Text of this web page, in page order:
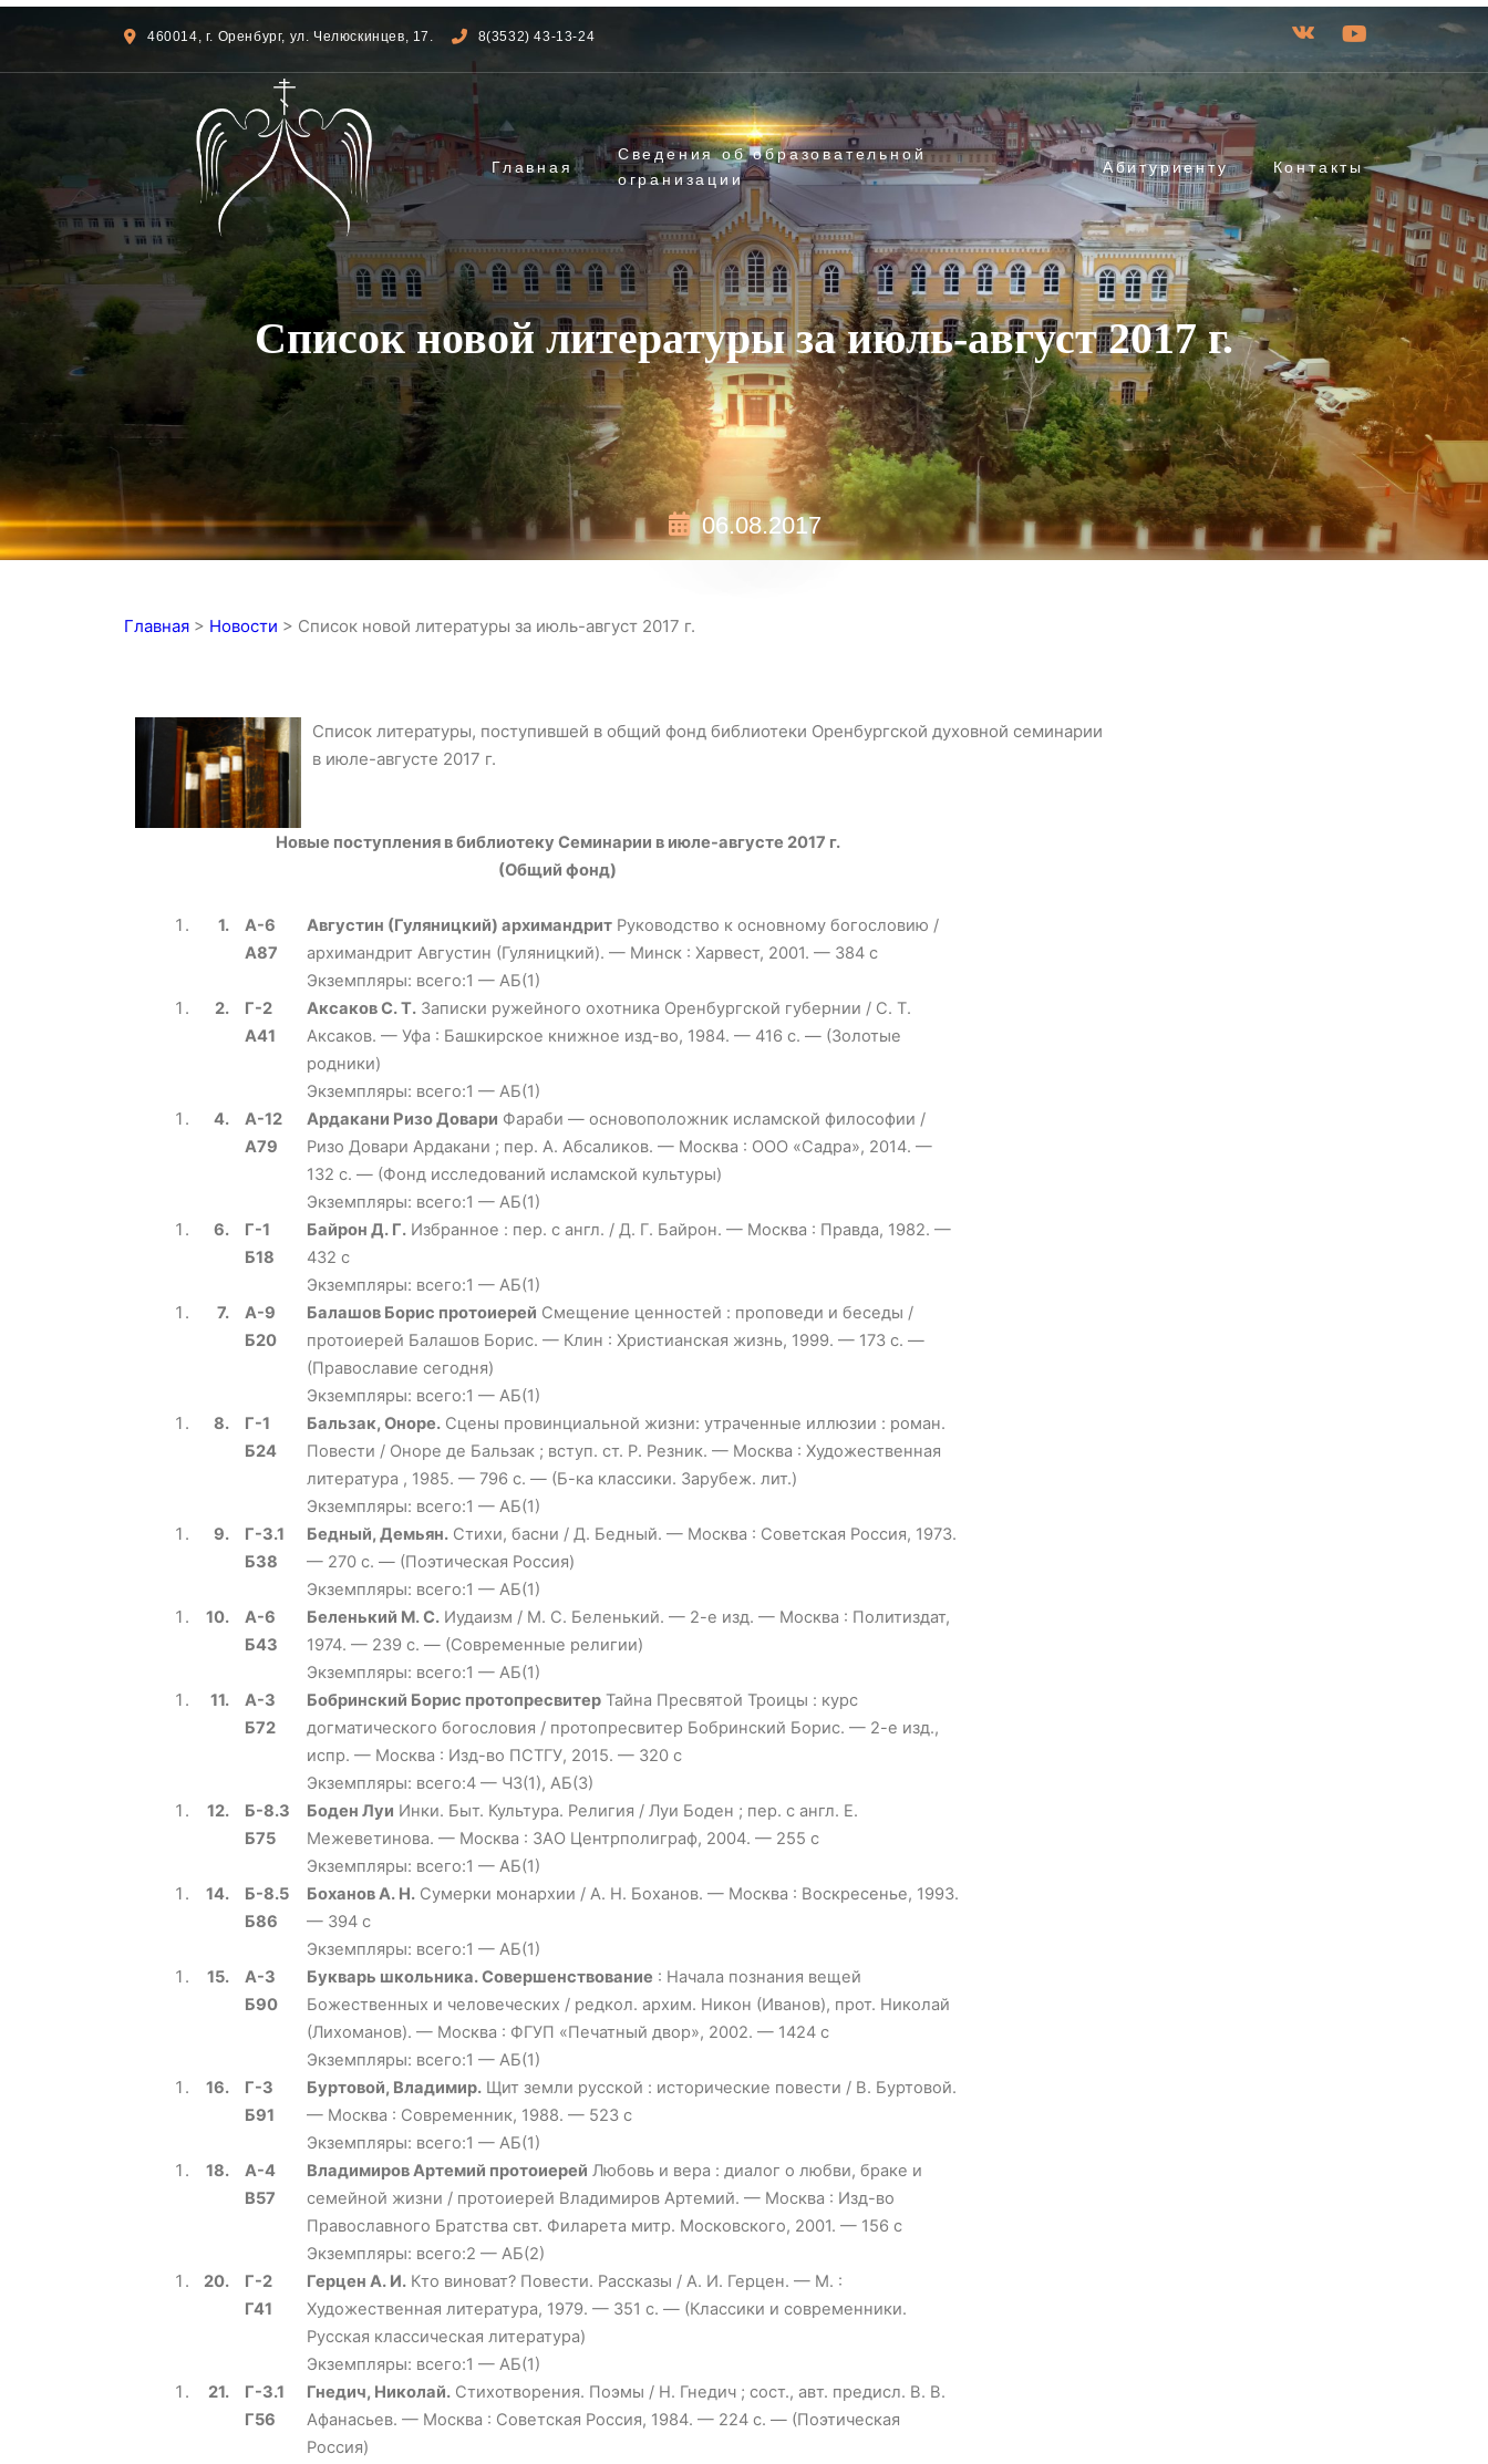
460014, г. Оренбург, ул. Челюскинцев, 17. 8(3532) 43-13-24
Главная
Сведения об образовательной
огранизации
Абитуриенту Контакты
Список новой литературы за июль-август 2017 г.
06.08.2017
Главная > Новости > Список новой литературы за июль-август 2017 г.
Список литературы, поступившей в общий фонд библиотеки Оренбургской духовной семинарии
в июле-августе 2017 г.
Новые поступления в библиотеку Семинарии в июле-августе 2017 г.
(Общий фонд)
1.
А-6
А87
Августин (Гуляницкий) архимандрит Руководство к основному богословию /
архимандрит Августин (Гуляницкий). — Минск : Харвест, 2001. — 384 с
Экземпляры: всего:1 — АБ(1)
2.
Г-2
А41
Аксаков С. Т. Записки ружейного охотника Оренбургской губернии / С. Т.
Аксаков. — Уфа : Башкирское книжное изд-во, 1984. — 416 с. — (Золотые
родники)
Экземпляры: всего:1 — АБ(1)
4.
А-12
А79
Ардакани Ризо Довари Фараби — основоположник исламской философии /
Ризо Довари Ардакани ; пер. А. Абсаликов. — Москва : ООО «Садра», 2014. —
132 с. — (Фонд исследований исламской культуры)
Экземпляры: всего:1 — АБ(1)
6.
Г-1
Б18
Байрон Д. Г. Избранное : пер. с англ. / Д. Г. Байрон. — Москва : Правда, 1982. —
432 с
Экземпляры: всего:1 — АБ(1)
7.
А-9
Б20
Балашов Борис протоиерей Смещение ценностей : проповеди и беседы /
протоиерей Балашов Борис. — Клин : Христианская жизнь, 1999. — 173 с. —
(Православие сегодня)
Экземпляры: всего:1 — АБ(1)
8.
Г-1
Б24
Бальзак, Оноре. Сцены провинциальной жизни: утраченные иллюзии : роман.
Повести / Оноре де Бальзак ; вступ. ст. Р. Резник. — Москва : Художественная
литература , 1985. — 796 с. — (Б-ка классики. Зарубеж. лит.)
Экземпляры: всего:1 — АБ(1)
9.
Г-3.1
Б38
Бедный, Демьян. Стихи, басни / Д. Бедный. — Москва : Советская Россия, 1973.
— 270 с. — (Поэтическая Россия)
Экземпляры: всего:1 — АБ(1)
10.
А-6
Б43
Беленький М. С. Иудаизм / М. С. Беленький. — 2-е изд. — Москва : Политиздат,
1974. — 239 с. — (Современные религии)
Экземпляры: всего:1 — АБ(1)
11.
А-3
Б72
Бобринский Борис протопресвитер Тайна Пресвятой Троицы : курс
догматического богословия / протопресвитер Бобринский Борис. — 2-е изд.,
испр. — Москва : Изд-во ПСТГУ, 2015. — 320 с
Экземпляры: всего:4 — ЧЗ(1), АБ(3)
12.
Б-8.3
Б75
Боден Луи Инки. Быт. Культура. Религия / Луи Боден ; пер. с англ. Е.
Межеветинова. — Москва : ЗАО Центрполиграф, 2004. — 255 с
Экземпляры: всего:1 — АБ(1)
14.
Б-8.5
Б86
Боханов А. Н. Сумерки монархии / А. Н. Боханов. — Москва : Воскресенье, 1993.
— 394 с
Экземпляры: всего:1 — АБ(1)
15.
А-3
Б90
Букварь школьника. Совершенствование : Начала познания вещей
Божественных и человеческих / редкол. архим. Никон (Иванов), прот. Николай
(Лихоманов). — Москва : ФГУП «Печатный двор», 2002. — 1424 с
Экземпляры: всего:1 — АБ(1)
16.
Г-3
Б91
Буртовой, Владимир. Щит земли русской : исторические повести / В. Буртовой.
— Москва : Современник, 1988. — 523 с
Экземпляры: всего:1 — АБ(1)
18.
А-4
В57
Владимиров Артемий протоиерей Любовь и вера : диалог о любви, браке и
семейной жизни / протоиерей Владимиров Артемий. — Москва : Изд-во
Православного Братства свт. Филарета митр. Московского, 2001. — 156 с
Экземпляры: всего:2 — АБ(2)
20.
Г-2
Г41
Герцен А. И. Кто виноват? Повести. Рассказы / А. И. Герцен. — М. :
Художественная литература, 1979. — 351 с. — (Классики и современники.
Русская классическая литература)
Экземпляры: всего:1 — АБ(1)
21.
Г-3.1
Г56
Гнедич, Николай. Стихотворения. Поэмы / Н. Гнедич ; сост., авт. предисл. В. В.
Афанасьев. — Москва : Советская Россия, 1984. — 224 с. — (Поэтическая
Россия)